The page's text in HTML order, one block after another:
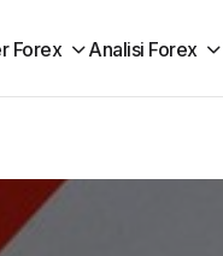
Forex Analisi Forex